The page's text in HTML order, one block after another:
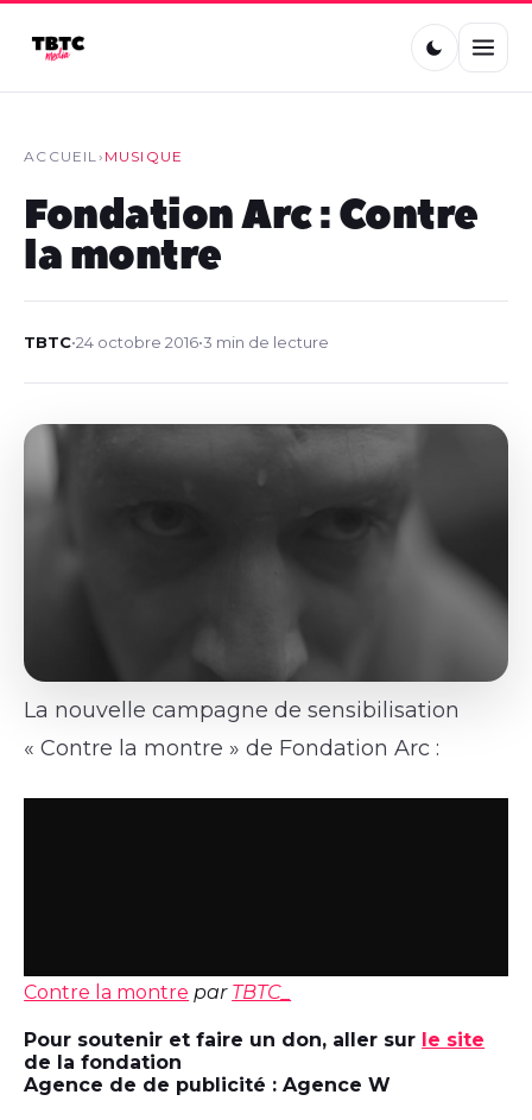
ACCUEIL› MUSIQUE
Fondation Arc : Contre
la montre
TBTC•24 octobre 2016•3 min de lecture
La nouvelle campagne de sensibilisation
« Contre la montre » de Fondation Arc :
Contre la montre par TBTC_
Pour soutenir et faire un don, aller sur le site
de la fondation
Agence de de publicité : Agence W